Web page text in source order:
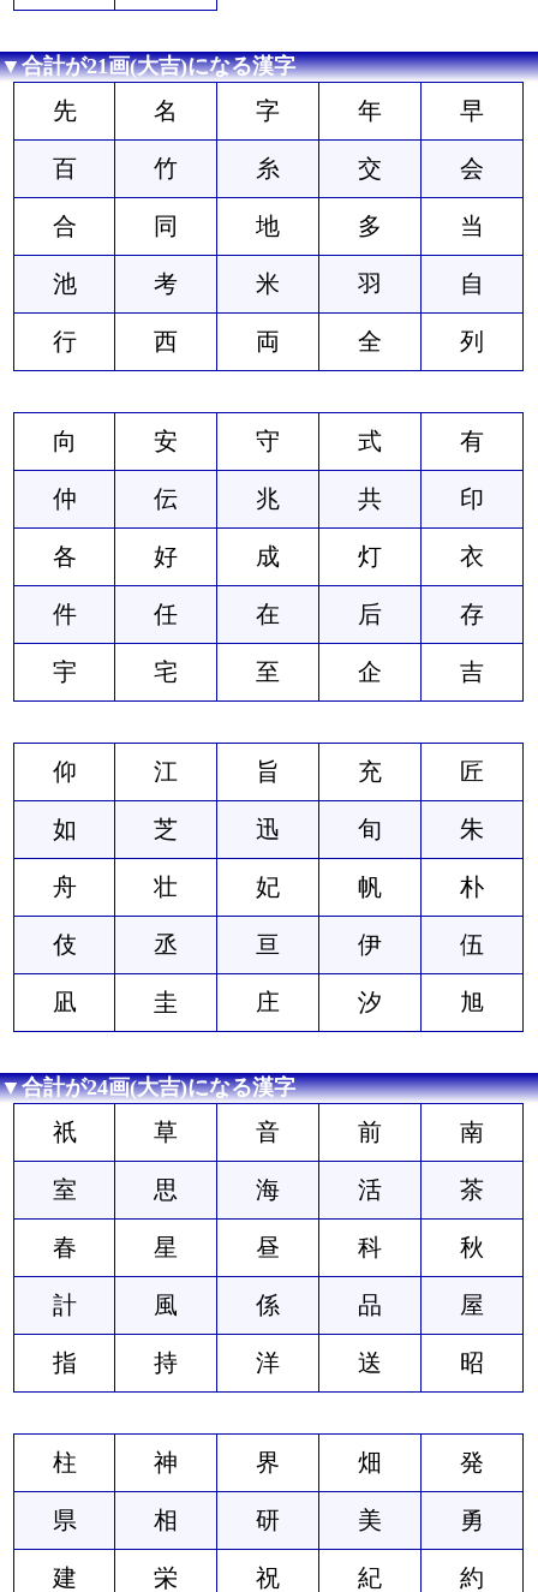
▼合計が21画(大吉)になる漢字
先 名 字 年 早
百 竹 糸 交 会
合 同 地 多 当
池 考 米 羽 自
行 西 両 全 列
向 安 守 式 有
仲 伝 兆 共 印
各 好 成 灯 衣
件 任 在 后 存
宇 宅 至 企 吉
仰 江 旨 充 匠
如 芝 迅 旬 朱
舟 壮 妃 帆 朴
伎 丞 亘 伊 伍
凪 圭 庄 汐 旭
▼合計が24画(大吉)になる漢字
祇 草 音 前 南
室 思 海 活 茶
春 星 昼 科 秋
計 風 係 品 屋
指 持 洋 送 昭
柱 神 界 畑 発
県 相 研 美 勇
建 栄 祝 紀 約